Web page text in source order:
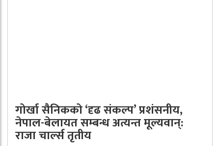
गोर्खा सैनिकको ‘दृढ संकल्प’ प्रशंसनीय,
नेपाल-बेलायत सम्बन्ध अत्यन्त मूल्यवान्:
राजा चार्ल्स तृतीय